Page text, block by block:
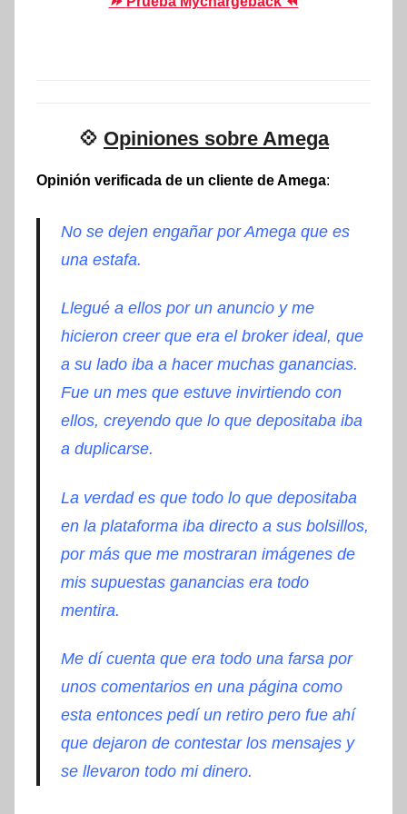
💠 Opiniones sobre Amega
Opinión verificada de un cliente de Amega:
No se dejen engañar por Amega que es
una estafa.
Llegué a ellos por un anuncio y me
hicieron creer que era el broker ideal, que
a su lado iba a hacer muchas ganancias.
Fue un mes que estuve invirtiendo con
ellos, creyendo que lo que depositaba iba
a duplicarse.
La verdad es que todo lo que depositaba
en la plataforma iba directo a sus bolsillos,
por más que me mostraran imágenes de
mis supuestas ganancias era todo
mentira.
Me dí cuenta que era todo una farsa por
unos comentarios en una página como
esta entonces pedí un retiro pero fue ahí
que dejaron de contestar los mensajes y
se llevaron todo mi dinero.